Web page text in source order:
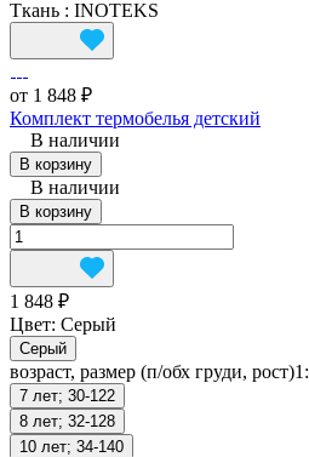
Ткань : INOTEKS
от 1 848 ₽
Комплект термобелья детский
В наличии
В корзину
В наличии
В корзину
1 848 ₽
Цвет: Серый
Серый
возраст, размер (п/обх груди, рост)1:
7 лет; 30-122
8 лет; 32-128
10 лет; 34-140